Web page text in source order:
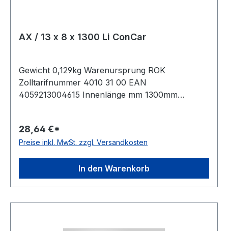
AX / 13 x 8 x 1300 Li ConCar
Gewicht 0,129kg Warenursprung ROK
Zolltarifnummer 4010 31 00 EAN
4059213004615 Innenlänge mm 1300mm
Ausführung flankenoffen, formgezahnt
antistatisch ja Norm DIN 2226 Material Neoprene
28,64 €*
Preise inkl. MwSt. zzgl. Versandkosten
In den Warenkorb